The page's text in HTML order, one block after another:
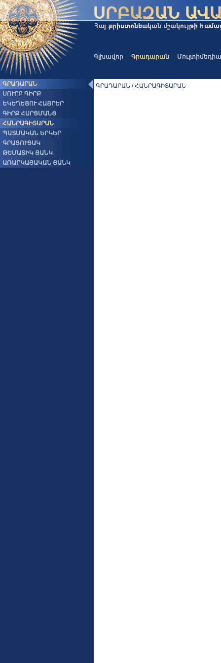
Գլխավոր Գրադարան Մուլտիմեդիա
ԳՐԱԴԱՐԱՆ
ՍՈՒՐԲ ԳԻՐՔ
ԵԿԵՂԵՑՈՒ ՀԱՅՐԵՐ
ԳԻՐՔ ՀԱՐՑՄԱՆՑ
ՀԱՆՐԱԳԻՏԱՐԱՆ
ՊԱՏՄԱԿԱՆ ԵՐԿԵՐ
ԳՐԱՑՈՒՑԱԿ
ԹԵՄԱՏԻԿ ՑԱՆԿ
ԱՌԱՐԿԱՅԱԿԱՆ ՑԱՆԿ
ԳՐԱԴԱՐԱՆ / ՀԱՆՐԱԳԻՏԱՐԱՆ